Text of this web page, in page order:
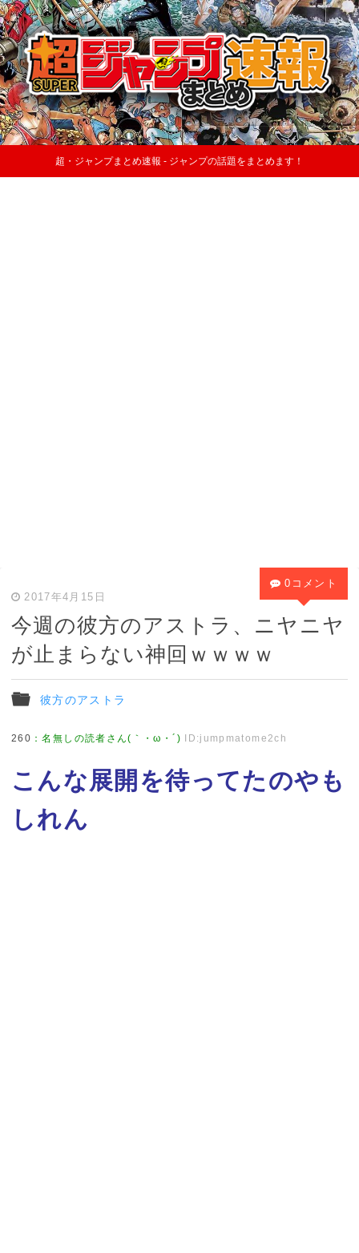
超・ジャンプまとめ速報 - ジャンプの話題をまとめます！
2017年4月15日
今週の彼方のアストラ、ニヤニヤ
が止まらない神回ｗｗｗｗ
彼方のアストラ
0コメント
260 ：名無しの読者さん(｀・ω・´) ID:jumpmatome2ch
こんな展開を待ってたのやも
しれん